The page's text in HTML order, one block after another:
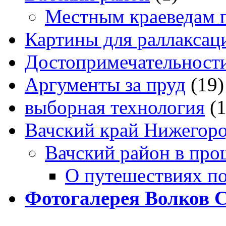
Местным краеведам
Картины для
Аргументы за пруд (19)
выборная технология
Вачский край
Вачский район в
О путешествиях
Фотогалерея Волков